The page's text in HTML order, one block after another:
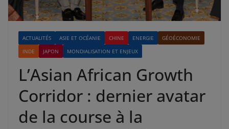
ACTUALITÉS ASIE ET OCÉANIE CHINE ENERGIE
GÉOÉCONOMIE
INDE
JAPON MONDIALISATION ET ENJEUX
L’Asian African Growth
Corridor : dernier avatar
de la course à la